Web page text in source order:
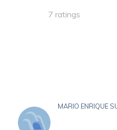
7 ratings
MARIO ENRIQUE